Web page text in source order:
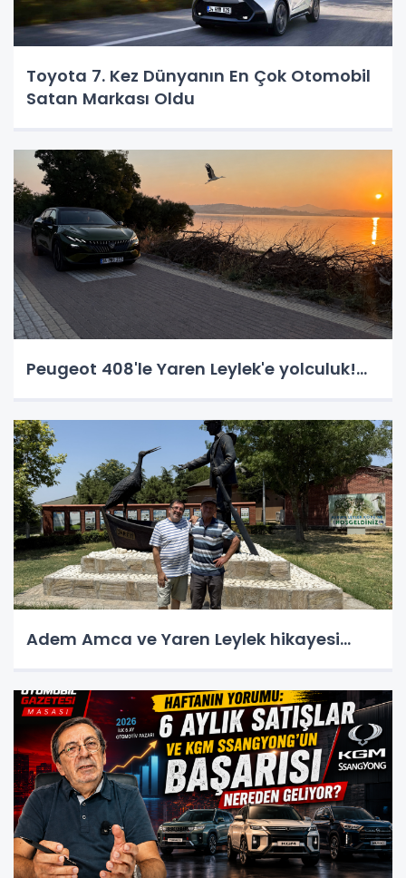
Toyota 7. Kez Dünyanın En Çok Otomobil
Satan Markası Oldu
Peugeot 408'le Yaren Leylek'e yolculuk!...
Adem Amca ve Yaren Leylek hikayesi...